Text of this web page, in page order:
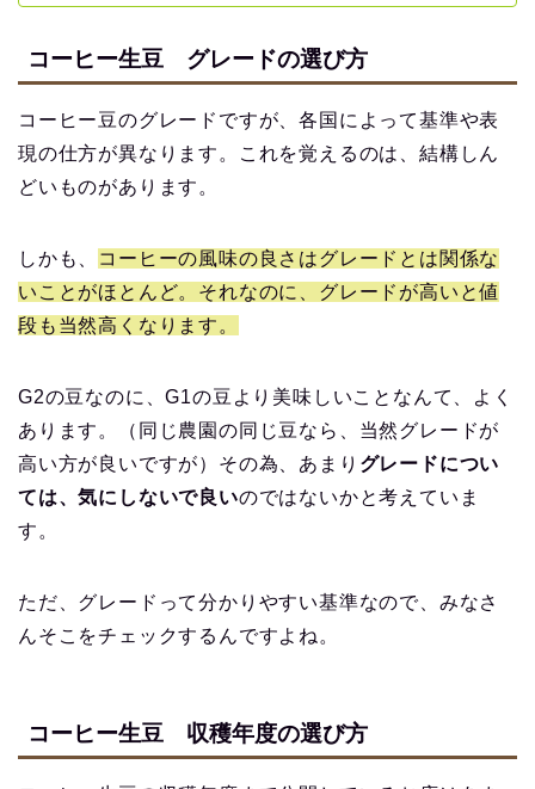
コーヒー生豆 グレードの選び方
コーヒー豆のグレードですが、各国によって基準や表
現の仕方が異なります。これを覚えるのは、結構しん
どいものがあります。
しかも、
コーヒーの風味の良さはグレードとは関係な
いことがほとんど。それなのに、グレードが高いと値
段も当然高くなります。
G2の豆なのに、G1の豆より美味しいことなんて、よく
あります。（同じ農園の同じ豆なら、当然グレードが
高い方が良いですが）その為、あまり グレードについ
ては、気にしないで良いのではないかと考えていま
す。
ただ、グレードって分かりやすい基準なので、みなさ
んそこをチェックするんですよね。
コーヒー生豆 収穫年度の選び方